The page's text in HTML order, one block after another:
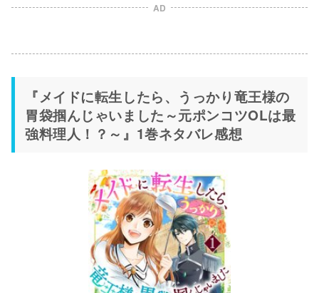
ました～元ポンコツOLは最強料理人！？～』をraw・
AD
『メイドに転生したら、うっかり竜王様の
胃袋掴んじゃいました～元ポンコツOLは最
強料理人！？～』1巻ネタバレ感想